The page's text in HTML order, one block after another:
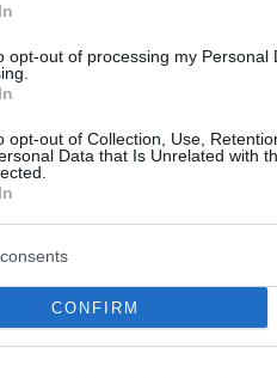
opt-out of processing my Personal
opt-out of Collection, Use,
Data that Is Unrelated with
CONFIRM
«Ό,τι δεν
δεν ισχύει» -
ανάρτηση
εγκυκλίων στο
2026 τίθεται σε
σημαντική αλλαγή στη